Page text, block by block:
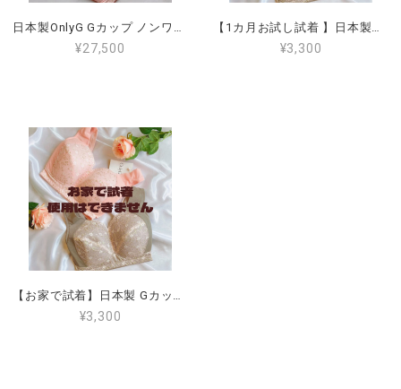
日本製OnlyG Gカップ ノンワイヤー ブラジャーお得な 2枚セット （全国送料無料）（色の組み合わせできます） G65 G70 G75 G80 G85 G90 大きな胸を 小さく見せ、肩が楽 、脇肉がはみ出ず 後ろが段差にならない 揺れないブラジャー
¥27,500
【1カ月お試し試着 】日本製Gカップ ノンワイヤー ブラジャー （全国送料無料） G65 G70 G75 G80 G85 G90 ワイヤーなし 大きいサイズ 小さく見せる 肩が楽 脇肉がはみ出ない 後ろが段差にならない 揺れない
¥3,300
【お家で試着】日本製 Gカップノンワイヤーブラジャー（全国送料無料） G65 G70 G75 G80 G85 G90 ワイヤーなし 大きいサイズ 小さく見せる 肩が楽 脇肉がはみ出ない 後ろが段差にならない 揺れない（Shipped in Japan only）
¥3,300